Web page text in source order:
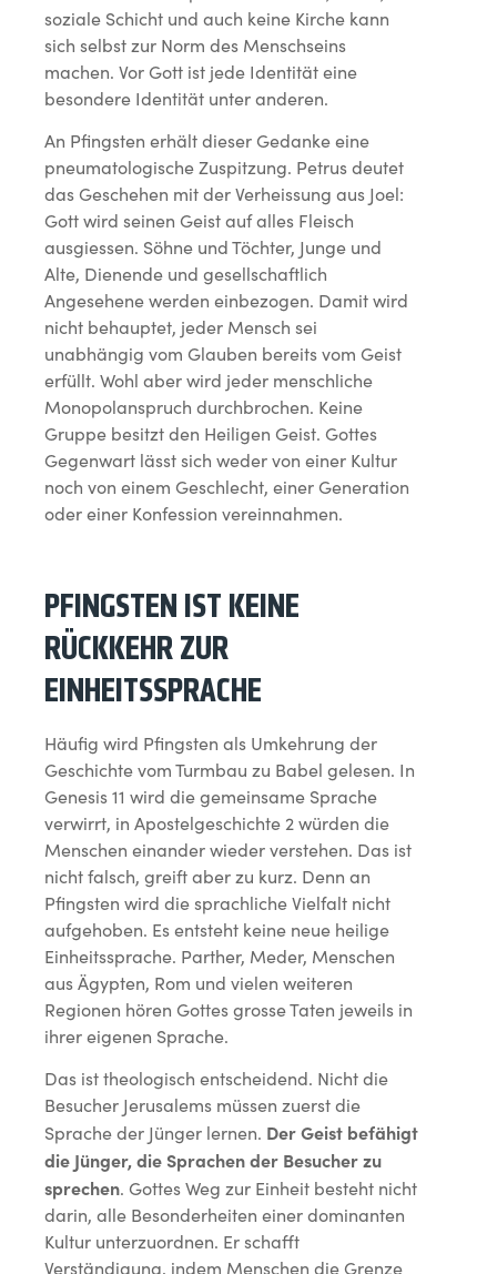
soziale Schicht und auch keine Kirche kann
sich selbst zur Norm des Menschseins
machen. Vor Gott ist jede Identität eine
besondere Identität unter anderen.
An Pfingsten erhält dieser Gedanke eine
pneumatologische Zuspitzung. Petrus deutet
das Geschehen mit der Verheissung aus Joel:
Gott wird seinen Geist auf alles Fleisch
ausgiessen. Söhne und Töchter, Junge und
Alte, Dienende und gesellschaftlich
Angesehene werden einbezogen. Damit wird
nicht behauptet, jeder Mensch sei
unabhängig vom Glauben bereits vom Geist
erfüllt. Wohl aber wird jeder menschliche
Monopolanspruch durchbrochen. Keine
Gruppe besitzt den Heiligen Geist. Gottes
Gegenwart lässt sich weder von einer Kultur
noch von einem Geschlecht, einer Generation
oder einer Konfession vereinnahmen.
PFINGSTEN IST KEINE
RÜCKKEHR ZUR
EINHEITSSPRACHE
Häufig wird Pfingsten als Umkehrung der
Geschichte vom Turmbau zu Babel gelesen. In
Genesis 11 wird die gemeinsame Sprache
verwirrt, in Apostelgeschichte 2 würden die
Menschen einander wieder verstehen. Das ist
nicht falsch, greift aber zu kurz. Denn an
Pfingsten wird die sprachliche Vielfalt nicht
aufgehoben. Es entsteht keine neue heilige
Einheitssprache. Parther, Meder, Menschen
aus Ägypten, Rom und vielen weiteren
Regionen hören Gottes grosse Taten jeweils in
ihrer eigenen Sprache.
Das ist theologisch entscheidend. Nicht die
Besucher Jerusalems müssen zuerst die
Sprache der Jünger lernen. Der Geist befähigt
die Jünger, die Sprachen der Besucher zu
sprechen. Gottes Weg zur Einheit besteht nicht
darin, alle Besonderheiten einer dominanten
Kultur unterzuordnen. Er schafft
Verständigung, indem Menschen die Grenze